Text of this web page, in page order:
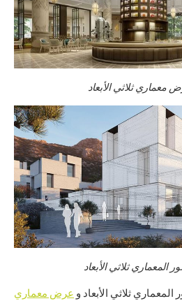
معماري ثلاثي الأبعاد
المعماري ثلاثي الأبعاد
ثلاثي الأبعاد و عرض معماري